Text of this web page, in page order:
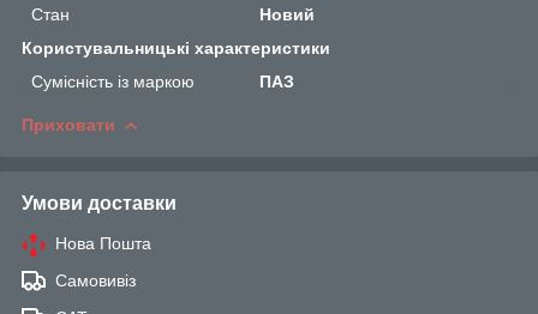
Стан
Новий
Користувальницькі характеристики
Сумісність із маркою
ПАЗ
Приховати
Умови доставки
Нова Пошта
Самовивіз